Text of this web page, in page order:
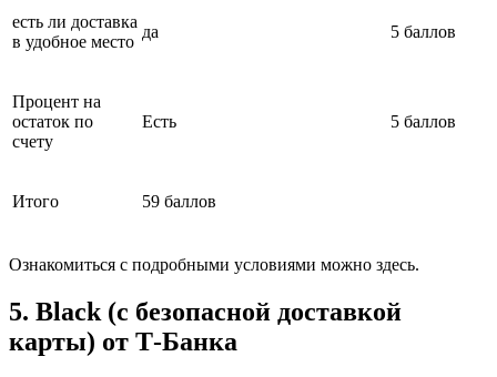
есть ли доставка
в удобное место
да 5 баллов
Процент на
остаток по
счету
Есть 5 баллов
Итого 59 баллов
Ознакомиться с подробными условиями можно здесь.
5. Black (с безопасной доставкой
карты) от Т-Банка